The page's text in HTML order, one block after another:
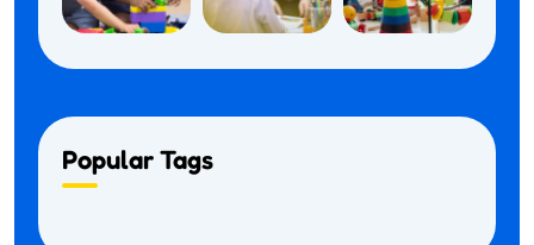
Popular Tags